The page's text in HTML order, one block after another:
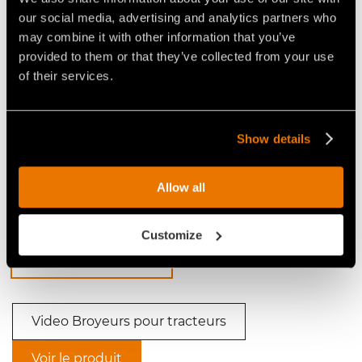
our social media, advertising and analytics partners who
may combine it with other information that you’ve
provided to them or that they’ve collected from your use
of their services.
Show details
Allow all
Customize
Video Broyeurs pour tracteurs
BROYEUR FORESTIER FAE
FENDT EN ALLEMAGNE
Video Broyeurs pour tracteurs
Voir le produit